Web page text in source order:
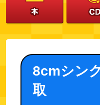
8cmシン
取